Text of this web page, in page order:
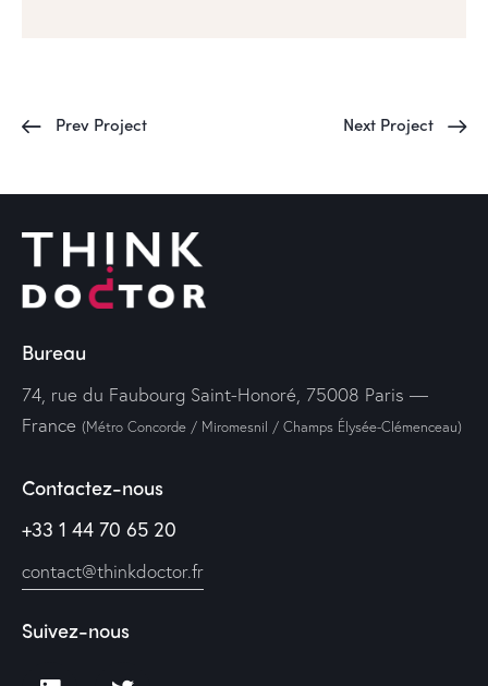
Prev Project Next Project
Bureau
74, rue du Faubourg Saint-Honoré, 75008 Paris —
France (Métro Concorde / Miromesnil / Champs Élysée-Clémenceau)
Contactez-nous
+33 1 44 70 65 20
contact@thinkdoctor.fr
Suivez-nous